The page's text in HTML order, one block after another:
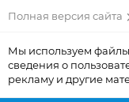
Полная версия сайта
Мы используем файлы
сведения о
рекламу и другие